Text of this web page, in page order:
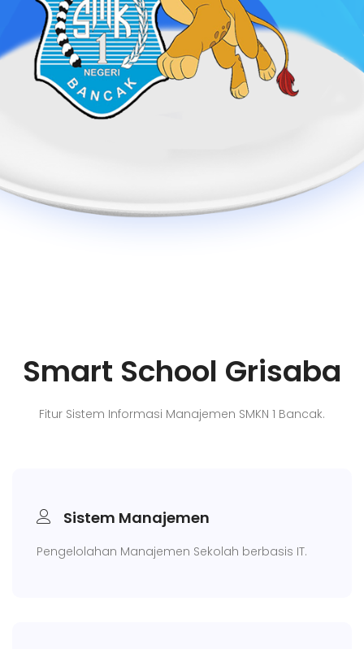
Smart School Grisaba
Fitur Sistem Informasi Manajemen SMKN 1 Bancak.
Sistem Manajemen
Pengelolahan Manajemen Sekolah berbasis IT.